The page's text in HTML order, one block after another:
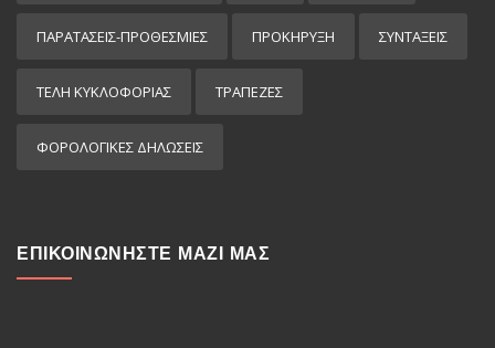
ΠΑΡΑΤΑΣΕΙΣ-ΠΡΟΘΕΣΜΙΕΣ ΠΡΟΚΉΡΥΞΗ ΣΥΝΤΑΞΕΙΣ
ΤΕΛΗ ΚΥΚΛΟΦΟΡΙΑΣ ΤΡΑΠΕΖΕΣ
ΦΟΡΟΛΟΓΙΚΕΣ ΔΗΛΩΣΕΙΣ
ΕΠΙΚΟΙΝΩΝΗΣΤΕ ΜΑΖΙ ΜΑΣ